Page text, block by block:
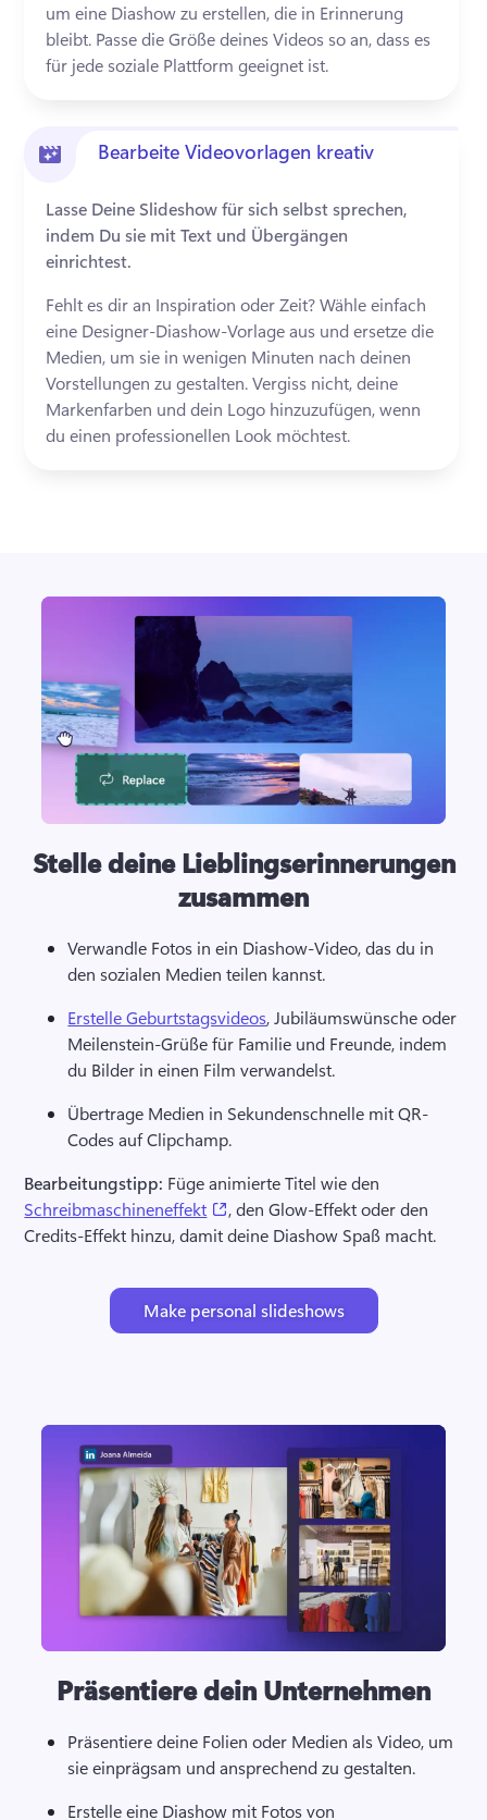
um eine Diashow zu erstellen, die in Erinnerung
bleibt. Passe die Größe deines Videos so an, dass es
für jede soziale Plattform geeignet ist.
Bearbeite Videovorlagen kreativ
Lasse Deine Slideshow für sich selbst sprechen,
indem Du sie mit Text und Übergängen
einrichtest.
Fehlt es dir an Inspiration oder Zeit? Wähle einfach
eine Designer-Diashow-Vorlage aus und ersetze die
Medien, um sie in wenigen Minuten nach deinen
Vorstellungen zu gestalten. Vergiss nicht, deine
Markenfarben und dein Logo hinzuzufügen, wenn
du einen professionellen Look möchtest.
Stelle deine Lieblingserinnerungen
zusammen
Verwandle Fotos in ein Diashow-Video, das du in
den sozialen Medien teilen kannst.
Erstelle Geburtstagsvideos, Jubiläumswünsche oder
Meilenstein-Grüße für Familie und Freunde, indem
du Bilder in einen Film verwandelst.
Übertrage Medien in Sekundenschnelle mit QR-
Codes auf Clipchamp.
Bearbeitungstipp: Füge animierte Titel wie den
Schreibmaschineneffekt
(opens in a new tab)
, den Glow-Effekt oder den
Credits-Effekt hinzu, damit deine Diashow Spaß macht.
Make personal slideshows
Präsentiere dein Unternehmen
Präsentiere deine Folien oder Medien als Video, um
sie einprägsam und ansprechend zu gestalten.
Erstelle eine Diashow mit Fotos von